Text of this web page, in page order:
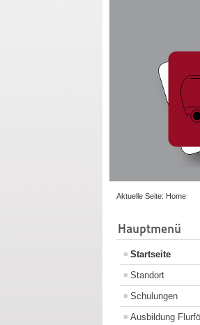
Aktuelle Seite: Home
Hauptmenü
Startseite
Standort
Schulungen
Ausbildung